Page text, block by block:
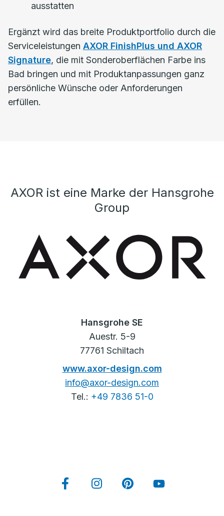
ausstatten
Ergänzt wird das breite Produktportfolio durch die
Serviceleistungen AXOR FinishPlus und AXOR
Signature, die mit Sonderoberflächen Farbe ins
Bad bringen und mit Produktanpassungen ganz
persönliche Wünsche oder Anforderungen
erfüllen.
AXOR ist eine Marke der Hansgrohe
Group
Hansgrohe SE
Auestr. 5-9
77761 Schiltach
www.axor-design.com
info@axor-design.com
Tel.: +49 7836 51-0